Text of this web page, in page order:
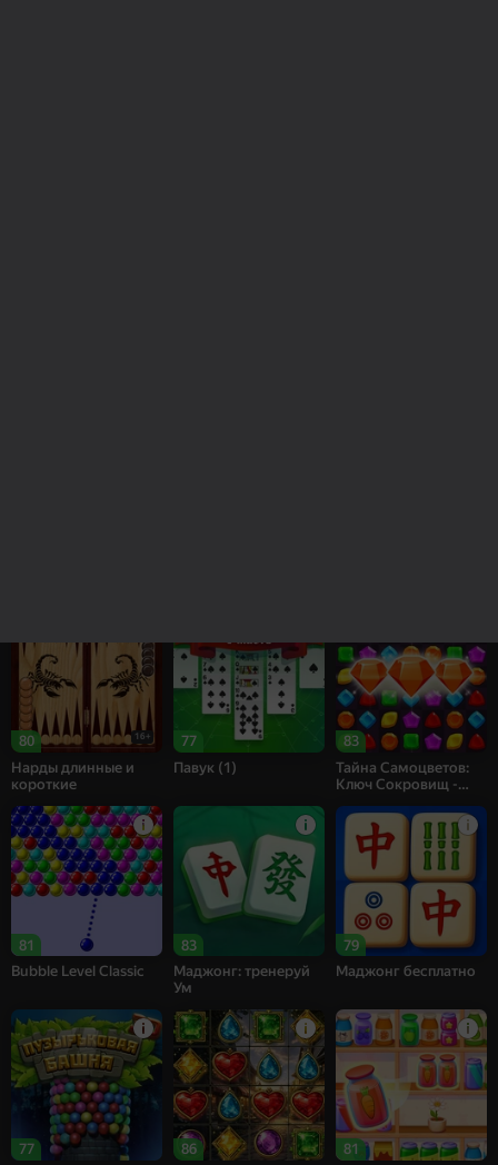
80 16+
Нарды длинные и
короткие
77
Павук (1)
83
Тайна Самоцветов:
Ключ Сокровищ -
81
Bubble Level Classic
83
Маджонг: тренеруй
Ум
79
Маджонг бесплатно
77
86
81